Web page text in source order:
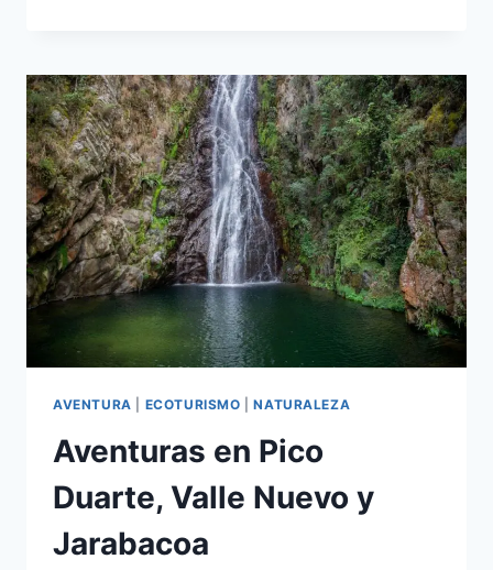
IMPERDIBLE
EN
SAMANÁ
AVENTURA ECOTURISMO |NATURALEZA
Aventuras en Pico
Duarte, Valle Nuevo y
Jarabacoa